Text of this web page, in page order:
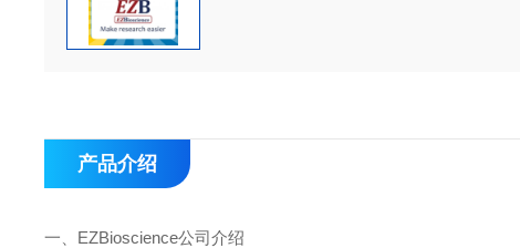
产品介绍
一、 EZBioscience公司介绍